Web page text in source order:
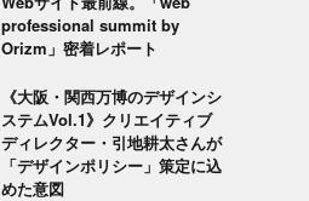
professional summit by
Orizm」密着レポート
《大阪・関西万博のデザインシ
ステムVol.1》クリエイティブ
ディレクター・引地耕太さんが
「デザインポリシー」策定に込
めた意図